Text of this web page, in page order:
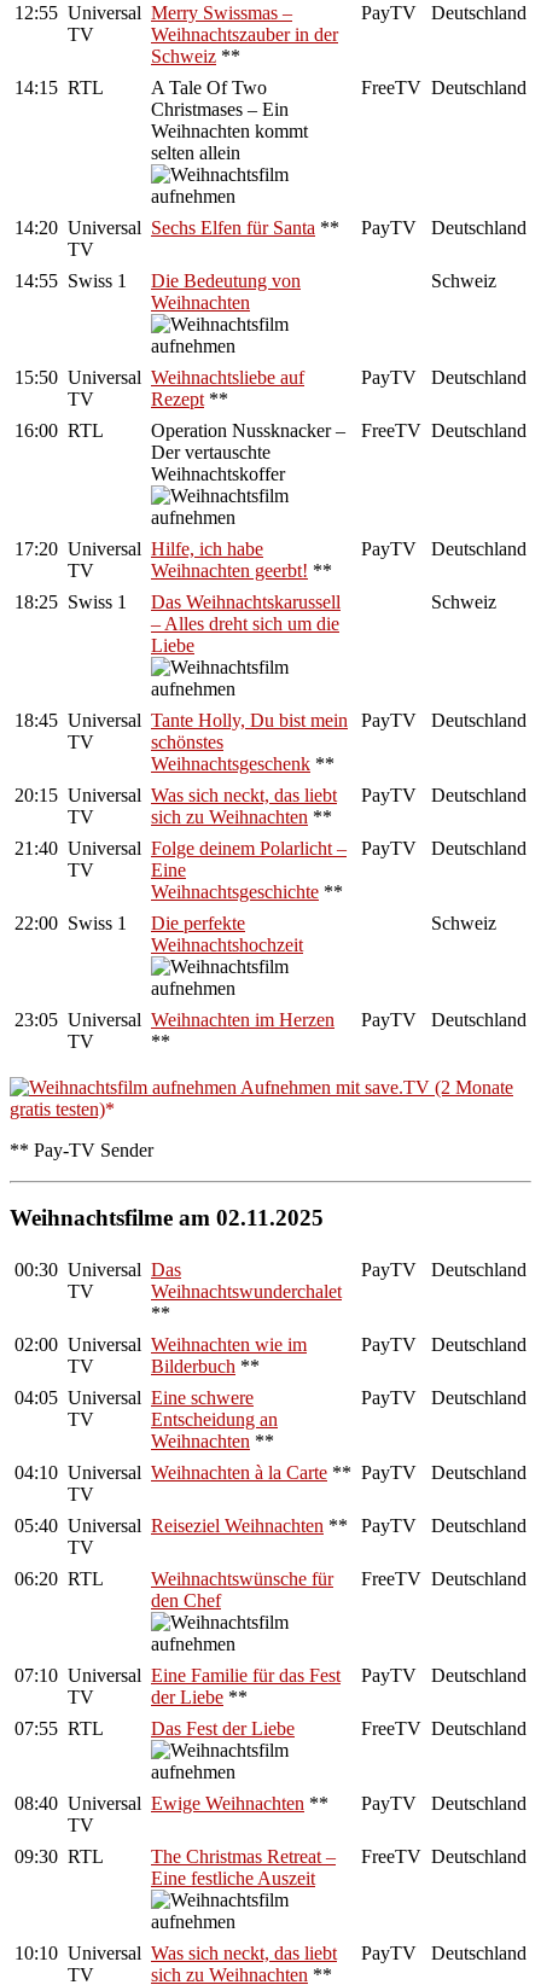
12:55 Universal
TV
Merry Swissmas –
Weihnachtszauber in der
Schweiz **
PayTV Deutschland
14:15 RTL
A Tale Of Two
Christmases – Ein
Weihnachten kommt
selten allein
FreeTV Deutschland
14:20 Universal
TV
Sechs Elfen für Santa ** PayTV Deutschland
14:55 Swiss 1
Die Bedeutung von
Weihnachten
Schweiz
15:50 Universal
TV
Weihnachtsliebe auf
Rezept **
PayTV Deutschland
16:00 RTL
Operation Nussknacker –
Der vertauschte
Weihnachtskoffer
FreeTV Deutschland
17:20 Universal
TV
Hilfe, ich habe
Weihnachten geerbt! **
PayTV Deutschland
18:25 Swiss 1
Das Weihnachtskarussell
– Alles dreht sich um die
Liebe
Schweiz
18:45 Universal
TV
Tante Holly, Du bist mein
schönstes
Weihnachtsgeschenk **
PayTV Deutschland
20:15 Universal
TV
Was sich neckt, das liebt
sich zu Weihnachten **
PayTV Deutschland
21:40 Universal
TV
Folge deinem Polarlicht –
Eine
Weihnachtsgeschichte **
PayTV Deutschland
22:00 Swiss 1
Die perfekte
Weihnachtshochzeit
Schweiz
23:05 Universal
TV
Weihnachten im Herzen
**
PayTV Deutschland
Aufnehmen mit save.TV (2 Monate
gratis testen)
** Pay-TV Sender
Weihnachtsfilme am 02.11.2025
00:30 Universal
TV
Das
Weihnachtswunderchalet
**
PayTV Deutschland
02:00 Universal
TV
Weihnachten wie im
Bilderbuch **
PayTV Deutschland
04:05 Universal
TV
Eine schwere
Entscheidung an
Weihnachten **
PayTV Deutschland
04:10 Universal
TV
Weihnachten à la Carte ** PayTV Deutschland
05:40 Universal
TV
Reiseziel Weihnachten ** PayTV Deutschland
06:20 RTL
Weihnachtswünsche für
den Chef
FreeTV Deutschland
07:10 Universal
TV
Eine Familie für das Fest
der Liebe **
PayTV Deutschland
07:55 RTL Das Fest der Liebe FreeTV Deutschland
08:40 Universal
TV
Ewige Weihnachten ** PayTV Deutschland
09:30 RTL
The Christmas Retreat –
Eine festliche Auszeit
FreeTV Deutschland
10:10 Universal
TV
Was sich neckt, das liebt
sich zu Weihnachten **
PayTV Deutschland